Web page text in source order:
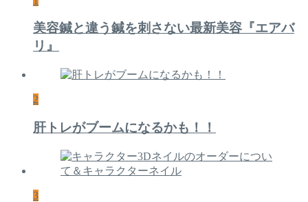
美容鍼と違う鍼を刺さない最新美容『エアバ
リ』
2
肝トレがブームになるかも！！
3